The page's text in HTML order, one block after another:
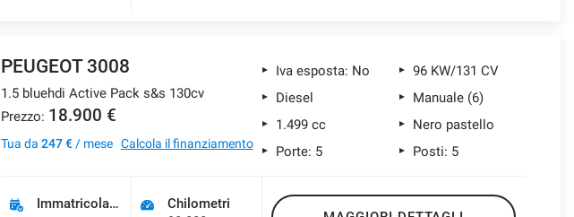
PEUGEOT 3008
1.5 bluehdi Active Pack s&s 130cv
Prezzo: 18.900 €
Tua da 247 €/ mese Calcola il finanziamento
Iva esposta: No
96 KW/131 CV
Diesel
Manuale (6)
1.499 cc
Nero pastello
Porte: 5
Posti: 5
Immatricolazione
Chilometri